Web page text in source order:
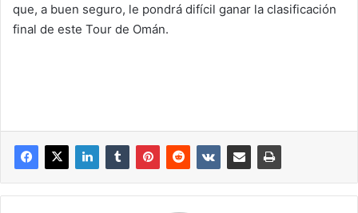
que, a buen seguro, le pondrá difícil ganar la clasificación
final de este Tour de Omán.